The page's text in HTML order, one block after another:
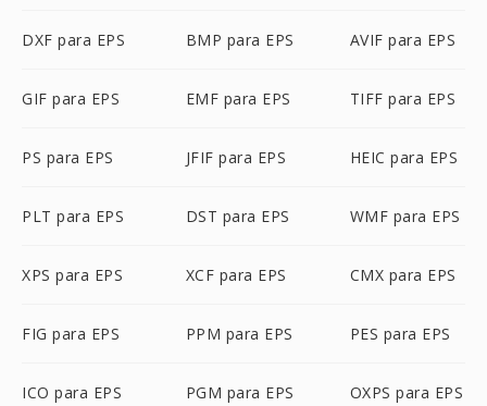
DXF para EPS BMP para EPS AVIF para EPS
GIF para EPS EMF para EPS TIFF para EPS
PS para EPS JFIF para EPS HEIC para EPS
PLT para EPS DST para EPS WMF para EPS
XPS para EPS XCF para EPS CMX para EPS
FIG para EPS PPM para EPS PES para EPS
ICO para EPS PGM para EPS OXPS para EPS